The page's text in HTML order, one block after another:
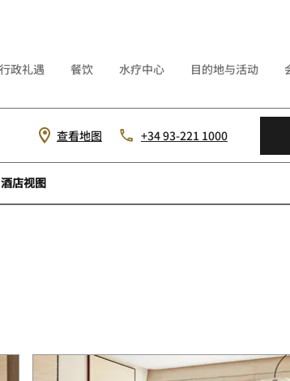
行政礼遇 餐饮 水疗中心 目的地与活动
查看地图 +34 93-221 1000
酒店视图